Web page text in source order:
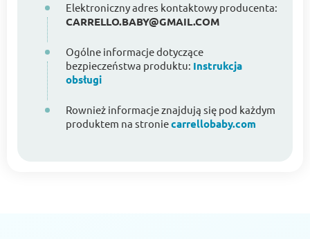
Elektroniczny adres kontaktowy producenta:
CARRELLO.BABY@GMAIL.COM
Ogólne informacje dotyczące
bezpieczeństwa produktu: Instrukcja
obsługi
Rownież informacje znajdują się pod każdym
produktem na stroniecarrellobaby.com